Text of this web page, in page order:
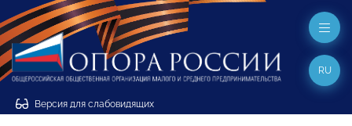
Версия для слабовидящих
RU